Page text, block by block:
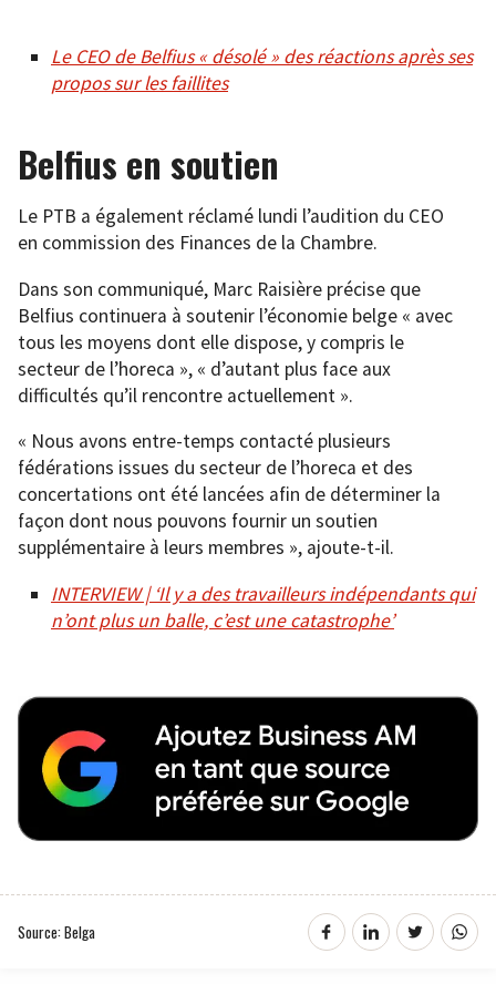
Le CEO de Belfius « désolé » des réactions après ses
propos sur les faillites
Belfius en soutien
Le PTB a également réclamé lundi l’audition du CEO
en commission des Finances de la Chambre.
Dans son communiqué, Marc Raisière précise que
Belfius continuera à soutenir l’économie belge « avec
tous les moyens dont elle dispose, y compris le
secteur de l’horeca », « d’autant plus face aux
difficultés qu’il rencontre actuellement ».
« Nous avons entre-temps contacté plusieurs
fédérations issues du secteur de l’horeca et des
concertations ont été lancées afin de déterminer la
façon dont nous pouvons fournir un soutien
supplémentaire à leurs membres », ajoute-t-il.
INTERVIEW | ‘Il y a des travailleurs indépendants qui
n’ont plus un balle, c’est une catastrophe’
Source: Belga